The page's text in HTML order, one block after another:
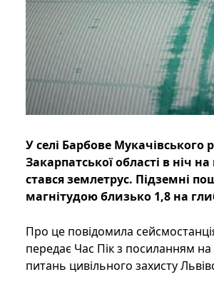
У селі Барбове Мукачівського
Закарпатської області в ніч
стався землетрус. Підземні
магнітудою близько 1,8 на
Про це повідомила
передає Час Пік з посиланням
питань цивільного захисту